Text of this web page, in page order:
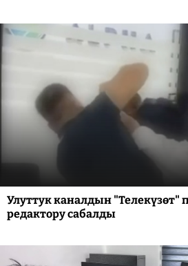
Улуттук каналдын
редактору сабалды